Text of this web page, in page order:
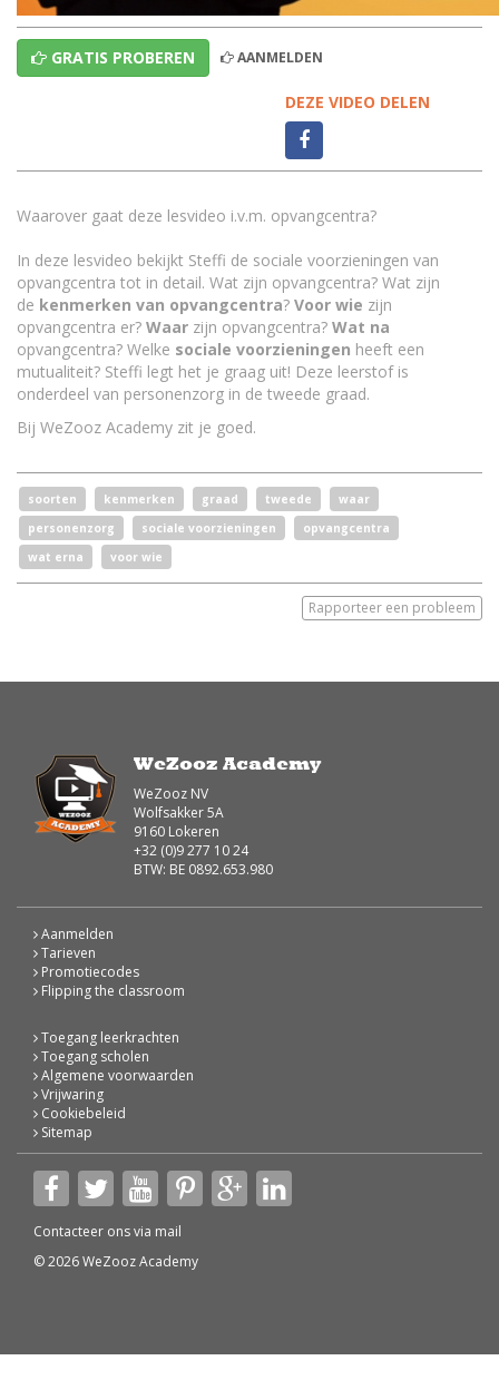
GRATIS PROBEREN AANMELDEN
DEZE VIDEO DELEN
Waarover gaat deze lesvideo i.v.m. opvangcentra?
In deze lesvideo bekijkt Steffi de sociale voorzieningen van
opvangcentra tot in detail. Wat zijn opvangcentra? Wat zijn
de kenmerken van opvangcentra? Voor wie zijn
opvangcentra er? Waar zijn opvangcentra? Wat na
opvangcentra? Welke sociale voorzieningen heeft een
mutualiteit? Steffi legt het je graag uit! Deze leerstof is
onderdeel van personenzorg in de tweede graad.
Bij WeZooz Academy zit je goed.
soorten kenmerken graad tweede
waar
personenzorg
sociale voorzieningen
opvangcentra
wat erna
voor wie
Rapporteer een probleem
WeZooz Academy
WeZooz NV
Wolfsakker 5A
9160 Lokeren
+32 (0)9 277 10 24
BTW: BE 0892.653.980
Aanmelden
Tarieven
Promotiecodes
Flipping the classroom
Toegang leerkrachten
Toegang scholen
Algemene voorwaarden
Vrijwaring
Cookiebeleid
Sitemap
Contacteer ons via mail
© 2026 WeZooz Academy